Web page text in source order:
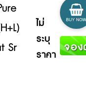
Sr
ไม่
ระบุ
ราคา